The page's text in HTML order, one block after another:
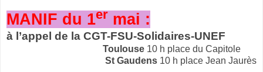
MANIF du 1er mai :
à l’appel de la CGT-FSU-Solidaires-UNEF
Toulouse 10 h place du Capitole
St Gaudens 10 h place Jean Jaurès